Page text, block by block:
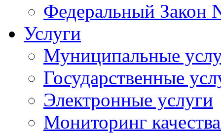
Федеральный Закон
Услуги
Муниципальные
Государственные
Электронные услуги
Мониторинг